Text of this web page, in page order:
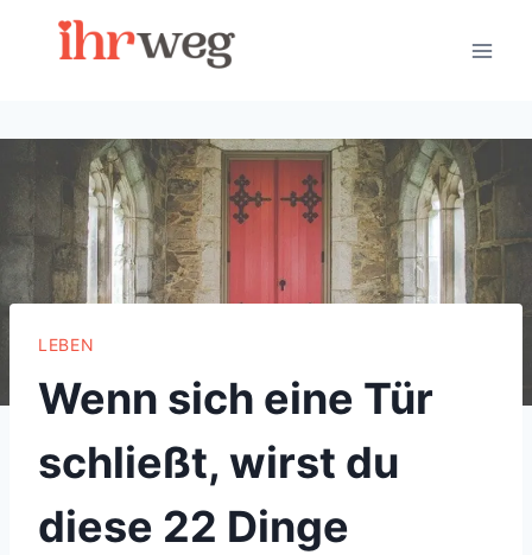
LEBEN
Wenn sich eine Tür
schließt, wirst du
diese 22 Dinge